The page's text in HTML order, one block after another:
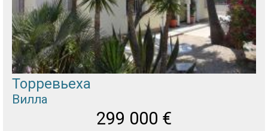
Торревьеха
Вилла
299 000 €